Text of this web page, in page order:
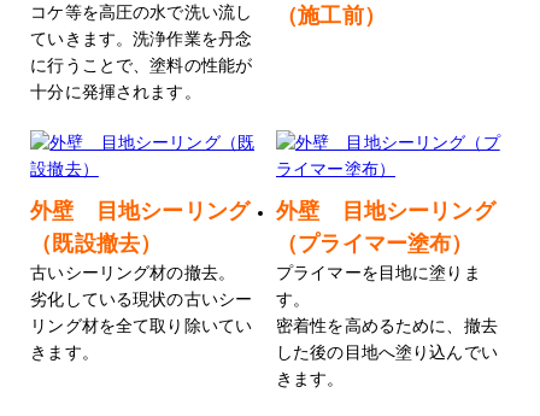
コケ等を高圧の水で洗い流し
ていきます。洗浄作業を丹念
に行うことで、塗料の性能が
十分に発揮されます。
（施工前）
外壁 目地シーリング
（既設撤去）
古いシーリング材の撤去。
劣化している現状の古いシー
リング材を全て取り除いてい
きます。
外壁 目地シーリング
（プライマー塗布）
プライマーを目地に塗りま
す。
密着性を高めるために、撤去
した後の目地へ塗り込んでい
きます。